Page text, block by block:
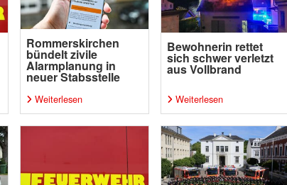
Rommerskirchen
bündelt zivile
Alarmplanung in
neuer Stabsstelle
Weiterlesen
Bewohnerin rettet
sich schwer verletzt
aus Vollbrand
Weiterlesen